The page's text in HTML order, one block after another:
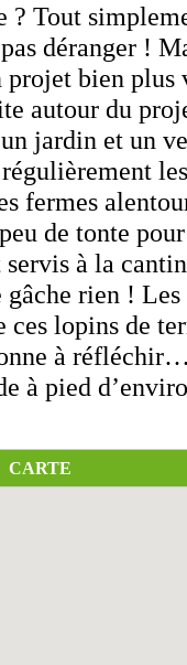
? Tout
déranger !
projet bien
autour du
jardin et un
fermes
de tonte
à la
rien ! Les
ces lopins de
à
à pied
CARTE